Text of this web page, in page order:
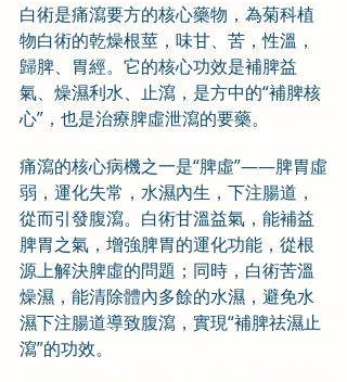
白術是痛瀉要方的核心藥物，為菊科植
物白術的乾燥根莖，味甘、苦，性溫，
歸脾、胃經。它的核心功效是補脾益
氣、燥濕利水、止瀉，是方中的“補脾核
心”，也是治療脾虛泄瀉的要藥。
痛瀉的核心病機之一是“脾虛”——脾胃虛
弱，運化失常，水濕內生，下注腸道，
從而引發腹瀉。白術甘溫益氣，能補益
脾胃之氣，增強脾胃的運化功能，從根
源上解決脾虛的問題；同時，白術苦溫
燥濕，能清除體內多餘的水濕，避免水
濕下注腸道導致腹瀉，實現“補脾祛濕止
瀉”的功效。